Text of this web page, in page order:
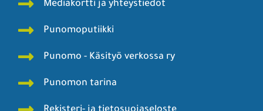
Mediakortti ja yhteystiedot
Punomoputiikki
Punomo - Käsityö verkossa ry
Punomon tarina